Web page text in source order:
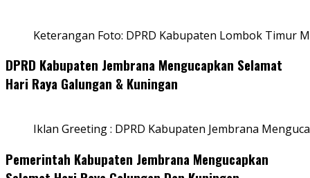
Keterangan Foto: DPRD Kabupaten Lombok Timur
DPRD Kabupaten Jembrana Mengucapkan Selamat
Hari Raya Galungan & Kuningan
Iklan Greeting : DPRD Kabupaten Jembrana
Pemerintah Kabupaten Jembrana Mengucapkan